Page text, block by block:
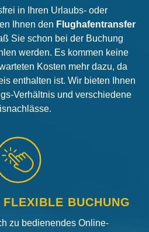
in Ihren Urlaubs- oder
Ihnen den Flughafentransfer
Sie schon bei der Buchung
werden. Es kommen keine
Kosten mehr dazu, da
enthalten ist. Wir bieten Ihnen
Verhältnis und verschiedene
BUCHUNG
zu bedienendes Online-